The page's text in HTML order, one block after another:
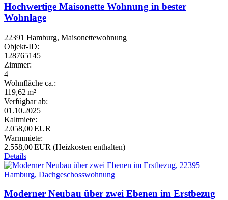
Hochwertige Maisonette Wohnung in bester
Wohnlage
22391 Hamburg, Maisonettewohnung
Objekt-ID:
128765145
Zimmer:
4
Wohnfläche ca.:
119,62 m²
Verfügbar ab:
01.10.2025
Kaltmiete:
2.058,00 EUR
Warmmiete:
2.558,00 EUR (Heizkosten enthalten)
Details
Moderner Neubau über zwei Ebenen im Erstbezug